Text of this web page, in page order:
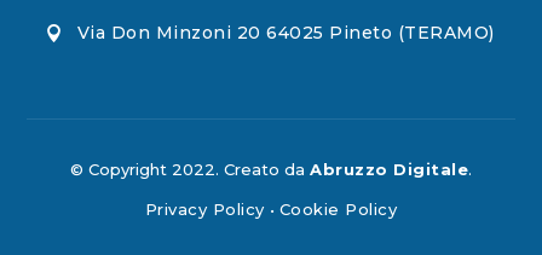
 Via Don Minzoni 20 64025 Pineto (TERAMO)
© Copyright 2022. Creato da Abruzzo Digitale.
Privacy Policy • Cookie Policy